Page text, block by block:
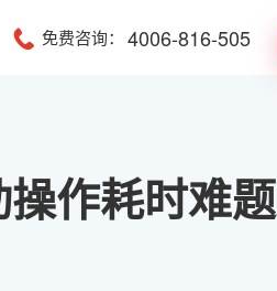
免费咨询： 4006-816-505
作耗时难题